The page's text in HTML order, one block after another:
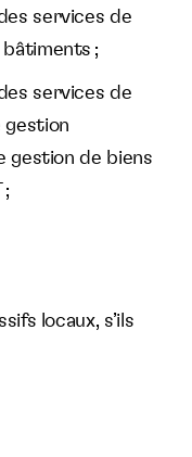
services de
;
services de
gestion
gestion de biens
;
locaux, s’ils